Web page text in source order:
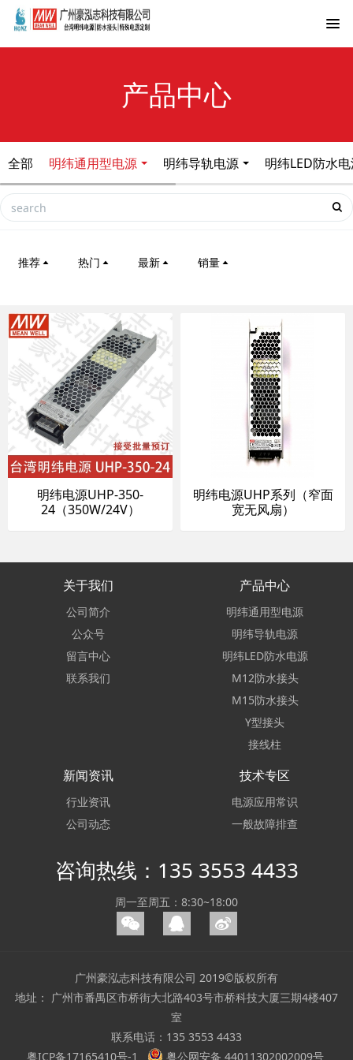
产品中心
全部 明纬通用型电源 明纬导轨电源 明纬LED防水
推荐 热门 最新 销量
明纬电源UHP-350-
24（350W/24V）
明纬电源UHP系列（窄面
宽无风扇）
关于我们
公司简介
公众号
留言中心
联系我们
产品中心
明纬通用型电源
明纬导轨电源
明纬LED防水电源
M12防水接头
M15防水接头
Y型接头
接线柱
新闻资讯
行业资讯
公司动态
技术专区
电源应用常识
一般故障排查
咨询热线：135 3553 4433
周一至周五：8:30~18:00
广州豪泓志科技有限公司 2019©版权所有
地址： 广州市番禺区市桥街大北路403号市桥科技大厦三期4楼407
室
联系电话：135 3553 4433
粤ICP备17165410号-1
粤公网安备 44011302002009号